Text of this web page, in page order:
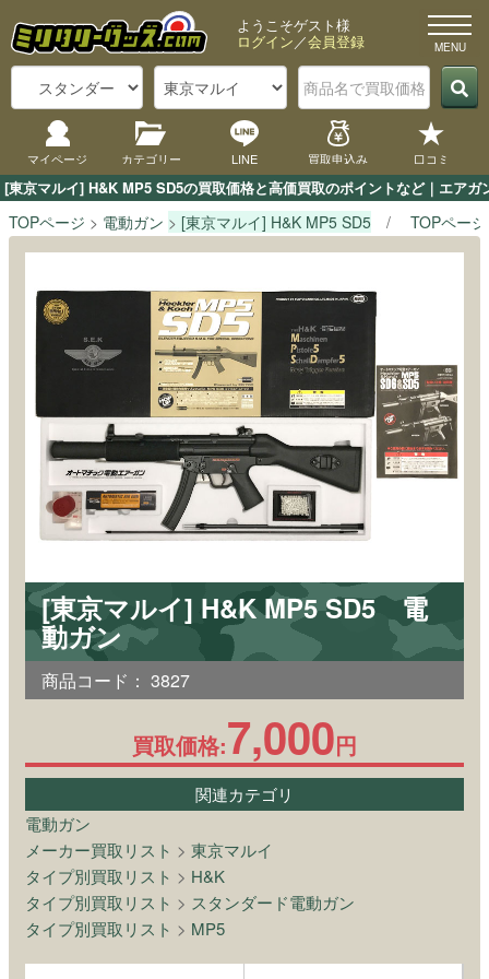
[東京マルイ] H&K MP5 SD5の買取価格と高価買取のポイントなど｜エア
ようこそゲスト様
ログイン／会員登録
マイページ カテゴリー LINE 買取申込み 口コミ
TOPページ 電動ガン [東京マルイ] H&K MP5 SD5 TOPページ
[東京マルイ] H&K MP5 SD5 電
動ガン
商品コード： 3827
買取価格:7,000円
関連カテゴリ
電動ガン
メーカー買取リスト > 東京マルイ
タイプ別買取リスト > H&K
タイプ別買取リスト > スタンダード電動ガン
タイプ別買取リスト > MP5